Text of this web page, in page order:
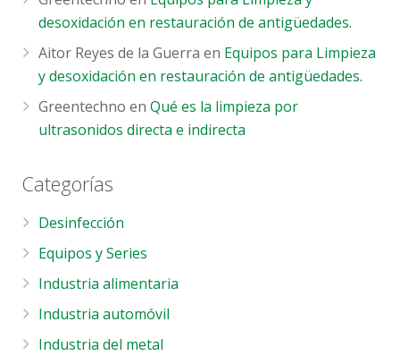
desoxidación en restauración de antigüedades.
Aitor Reyes de la Guerra en Equipos para Limpieza
y desoxidación en restauración de antigüedades.
Greentechno enQué es la limpieza por
ultrasonidos directa e indirecta
Categorías
Desinfección
Equipos y Series
Industria alimentaria
Industria automóvil
Industria del metal